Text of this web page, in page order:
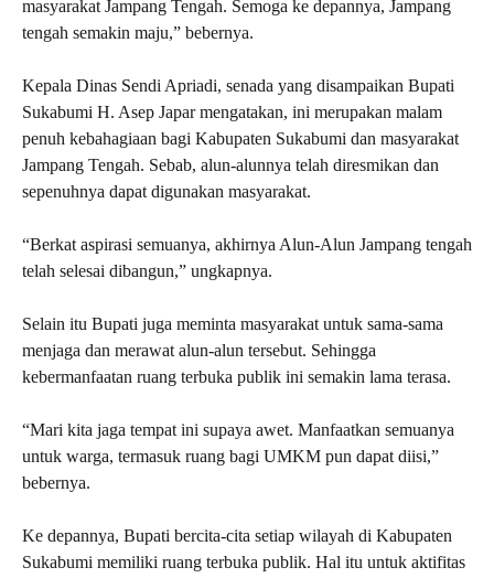
masyarakat Jampang Tengah. Semoga ke depannya, Jampang
tengah semakin maju,” bebernya.
Kepala Dinas Sendi Apriadi, senada yang disampaikan Bupati
Sukabumi H. Asep Japar mengatakan, ini merupakan malam
penuh kebahagiaan bagi Kabupaten Sukabumi dan masyarakat
Jampang Tengah. Sebab, alun-alunnya telah diresmikan dan
sepenuhnya dapat digunakan masyarakat.
“Berkat aspirasi semuanya, akhirnya Alun-Alun Jampang tengah
telah selesai dibangun,” ungkapnya.
Selain itu Bupati juga meminta masyarakat untuk sama-sama
menjaga dan merawat alun-alun tersebut. Sehingga
kebermanfaatan ruang terbuka publik ini semakin lama terasa.
“Mari kita jaga tempat ini supaya awet. Manfaatkan semuanya
untuk warga, termasuk ruang bagi UMKM pun dapat diisi,”
bebernya.
Ke depannya, Bupati bercita-cita setiap wilayah di Kabupaten
Sukabumi memiliki ruang terbuka publik. Hal itu untuk aktifitas